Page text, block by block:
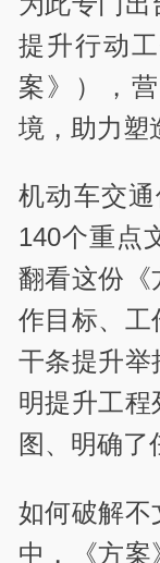
提升行动
案》），
境，助力塑
机动车交
140个重点
翻看这份《
作目标、工
干条提升举
明提升工程
图、明确了
如何破解不
中，《方案